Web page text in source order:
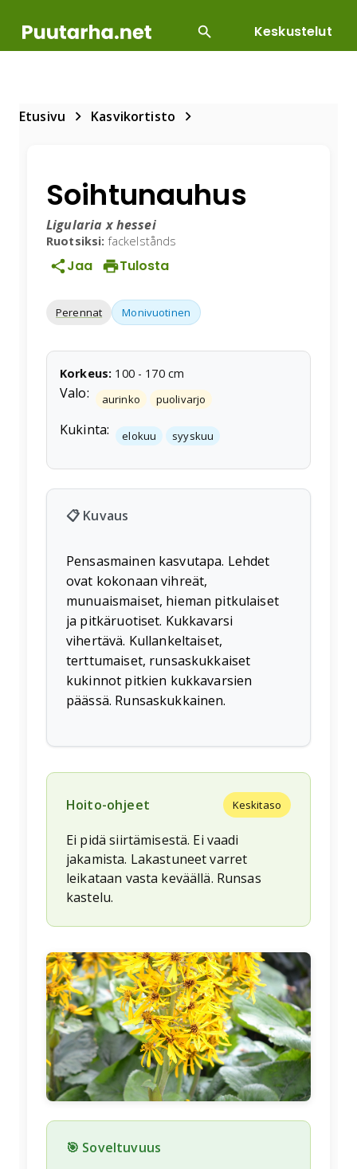
Keskustelut
Etusivu Kasvikortisto
Soihtunauhus
Ligularia x hessei
Ruotsiksi: fackelstånds
Jaa Tulosta
Perennat Monivuotinen
Korkeus: 100- 170cm
Valo: aurinko puolivarjo
Kukinta: elokuu syyskuu
📋 Kuvaus
Pensasmainen kasvutapa. Lehdet
ovat kokonaan vihreät,
munuaismaiset, hieman pitkulaiset
ja pitkäruotiset. Kukkavarsi
vihertävä. Kullankeltaiset,
terttumaiset, runsaskukkaiset
kukinnot pitkien kukkavarsien
päässä. Runsaskukkainen.
Hoito-ohjeet Keskitaso
Ei pidä siirtämisestä. Ei vaadi
jakamista. Lakastuneet varret
leikataan vasta keväällä. Runsas
kastelu.
🌱
🎯 Soveltuvuus